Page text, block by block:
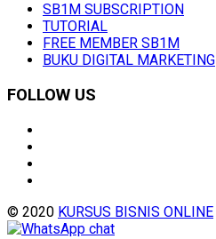
SB1M SUBSCRIPTION
TUTORIAL
FREE MEMBER SB1M
BUKU DIGITAL MARKETING
FOLLOW US
© 2020 KURSUS BISNIS ONLINE